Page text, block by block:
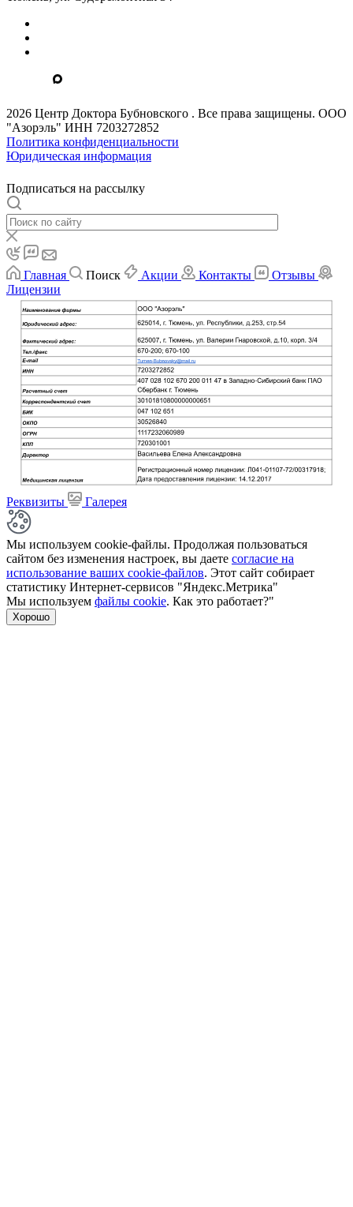
2026 Центр Доктора Бубновского . Все права защищены. ООО
"Азорэль" ИНН 7203272852
Политика конфиденциальности
Юридическая информация
Подписаться на рассылку
Главная Поиск Акции Контакты
Отзывы
Лицензии
Реквизиты Галерея
Мы используем cookie-файлы. Продолжая пользоваться
сайтом без изменения настроек, вы даете согласие на
использование ваших cookie-файлов. Этот сайт собирает
статистику Интернет-сервисов "Яндекс.Метрика"
Мы используем файлы cookie. Как это работает?"
Хорошо